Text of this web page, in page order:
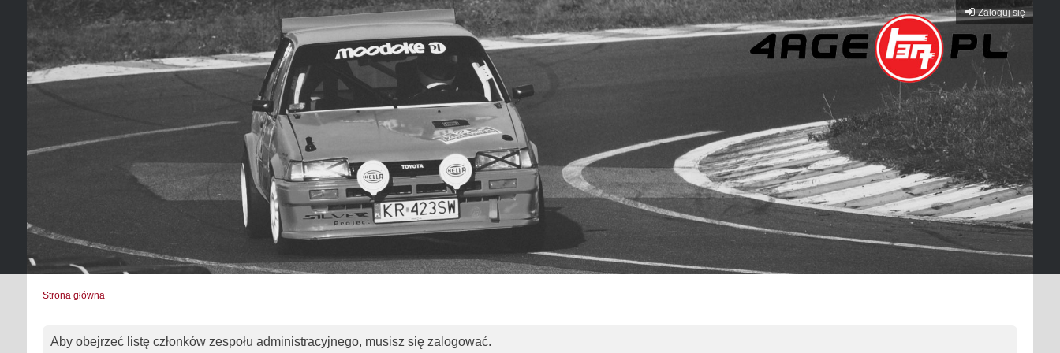
Zaloguj się
Strona główna
Aby obejrzeć listę członków zespołu administracyjnego, musisz się zalogować.